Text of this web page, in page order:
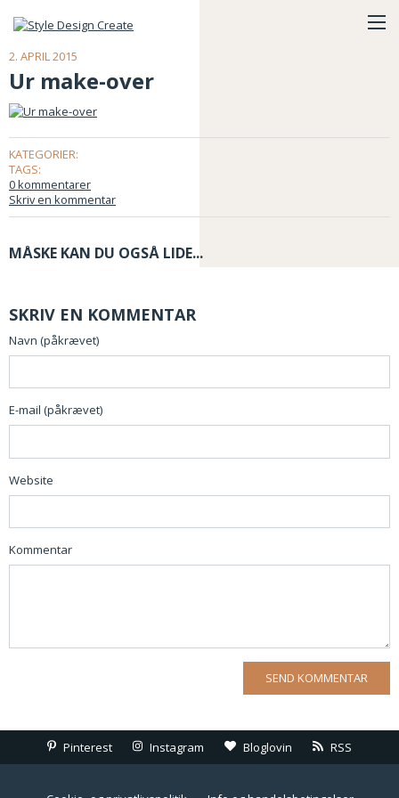
2. APRIL 2015
Ur make-over
KATEGORIER:
TAGS:
0 kommentarer
Skriv en kommentar
MÅSKE KAN DU OGSÅ LIDE...
SKRIV EN KOMMENTAR
Navn (påkrævet)
E-mail (påkrævet)
Website
Kommentar
Pinterest Instagram Bloglovin RSS